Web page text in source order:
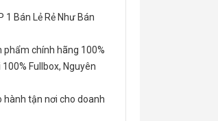
1 Bán Lẻ Rẻ Như Bán
phẩm chính hãng 100%
100% Fullbox, Nguyên
hành tận nơi cho doanh